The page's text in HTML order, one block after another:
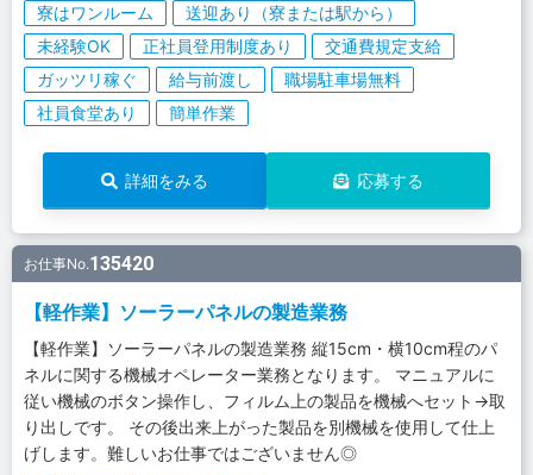
寮はワンルーム
送迎あり（寮または駅から）
未経験OK
正社員登用制度あり
交通費規定支給
ガッツリ稼ぐ
給与前渡し
職場駐車場無料
社員食堂あり
簡単作業
詳細をみる 応募する
お仕事No.135420
【軽作業】ソーラーパネルの製造業務
【軽作業】ソーラーパネルの製造業務 縦15cm・横10cm程のパ
ネルに関する機械オペレーター業務となります。 マニュアルに
従い機械のボタン操作し、フィルム上の製品を機械へセット→取
り出しです。 その後出来上がった製品を別機械を使用して仕上
げします。難しいお仕事ではございません◎